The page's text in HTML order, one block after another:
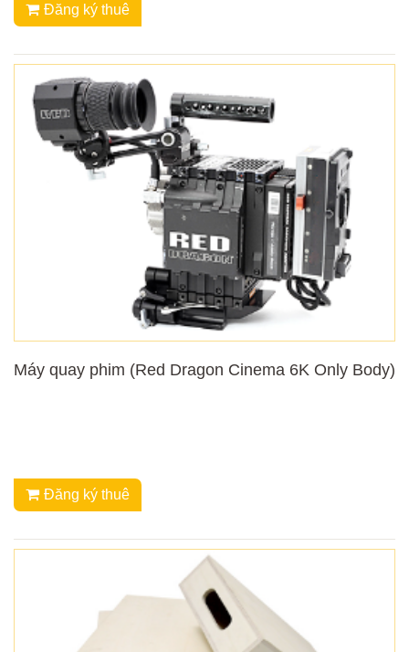
Đăng ký thuê
Máy quay phim (Red Dragon Cinema 6K Only Body)
Đăng ký thuê